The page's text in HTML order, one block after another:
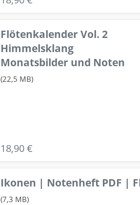
Flötenkalender Vol. 2
Himmelsklang
Monatsbilder und Noten
(22,5 MB)
18,90 €
Ikonen | Notenheft PDF |
(7,3 MB)